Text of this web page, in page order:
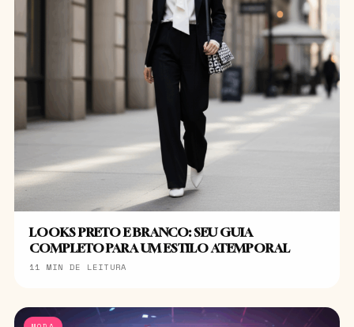
LOOKS PRETO E BRANCO: SEU GUIA
COMPLETO PARA UM ESTILO ATEMPORAL
11 MIN DE LEITURA